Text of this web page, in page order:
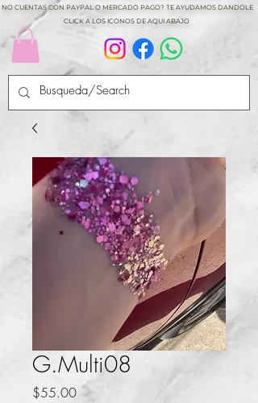
NO CUENTAS CON PAYPAL O MERCADO PAGO? TE AYUDAMOS DANDOLE
CLICK A LOS ICONOS DE AQUI ABAJO
G.Multi08
$55.00Precio